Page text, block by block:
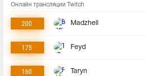
Онлайн трансляции Twitch
200 Madzhell
175 Feyd
160 Taryn